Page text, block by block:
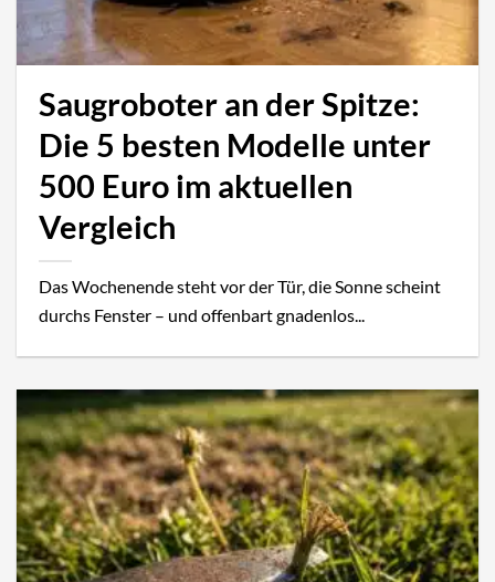
Saugroboter an der Spitze:
Die 5 besten Modelle unter
500 Euro im aktuellen
Vergleich
Das Wochenende steht vor der Tür, die Sonne scheint
durchs Fenster – und offenbart gnadenlos...